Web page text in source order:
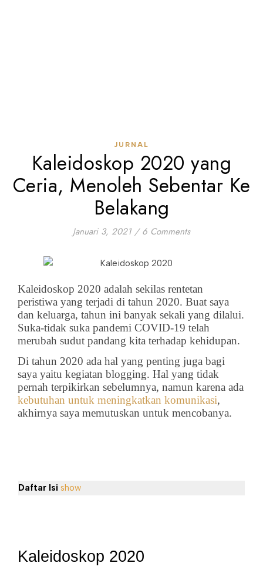
JURNAL
Kaleidoskop 2020 yang
Ceria, Menoleh Sebentar Ke
Belakang
Januari 3, 2021 / 6 Comments
Kaleidoskop 2020 adalah sekilas rentetan
peristiwa yang terjadi di tahun 2020. Buat saya
dan keluarga, tahun ini banyak sekali yang dilalui.
Suka-tidak suka pandemi COVID-19 telah
merubah sudut pandang kita terhadap kehidupan.
Di tahun 2020 ada hal yang penting juga bagi
saya yaitu kegiatan blogging. Hal yang tidak
pernah terpikirkan sebelumnya, namun karena ada
kebutuhan untuk meningkatkan komunikasi,
akhirnya saya memutuskan untuk mencobanya.
Daftar Isi show
Kaleidoskop 2020